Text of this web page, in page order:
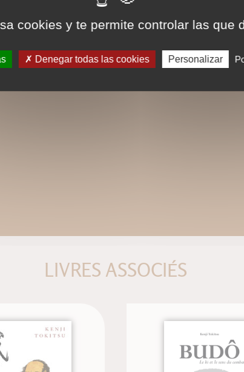
LIVRES ASSOCIÉS
cookies y te permite controlar las que
Denegar todas las cookies Personalizar